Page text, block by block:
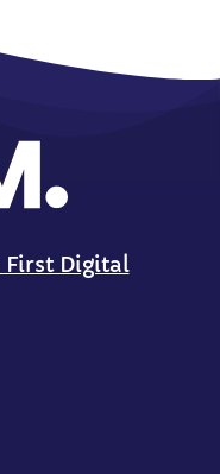
Digital